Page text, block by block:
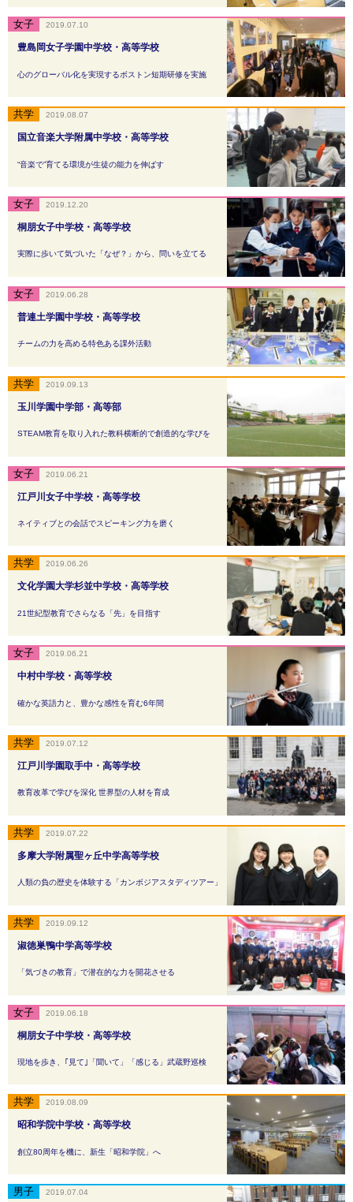
豊島岡女子学園中学校・高等学校
心のグローバル化を実現するボストン短期研修を実施
2019.07.10
国立音楽大学附属中学校・高等学校
“音楽で”育てる環境が生徒の能力を伸ばす
2019.08.07
桐朋女子中学校・高等学校
実際に歩いて気づいた「なぜ？」から、問いを立てる
2019.12.20
普連土学園中学校・高等学校
チームの力を高める特色ある課外活動
2019.06.28
玉川学園中学部・高等部
STEAM教育を取り入れた教科横断的で創造的な学びを
2019.09.13
江戸川女子中学校・高等学校
ネイティブとの会話でスピーキング力を磨く
2019.06.21
文化学園大学杉並中学校・高等学校
21世紀型教育でさらなる「先」を目指す
2019.06.26
中村中学校・高等学校
確かな英語力と、豊かな感性を育む6年間
2019.06.21
江戸川学園取手中・高等学校
教育改革で学びを深化 世界型の人材を育成
2019.07.12
多摩大学附属聖ヶ丘中学高等学校
人類の負の歴史を体験する「カンボジアスタディツアー」
2019.07.22
淑徳巣鴨中学高等学校
「気づきの教育」で潜在的な力を開花させる
2019.09.12
桐朋女子中学校・高等学校
現地を歩き、｢見て｣「聞いて」「感じる」武蔵野巡検
2019.06.18
昭和学院中学校・高等学校
創立80周年を機に、新生「昭和学院」へ
2019.08.09
2019.07.04